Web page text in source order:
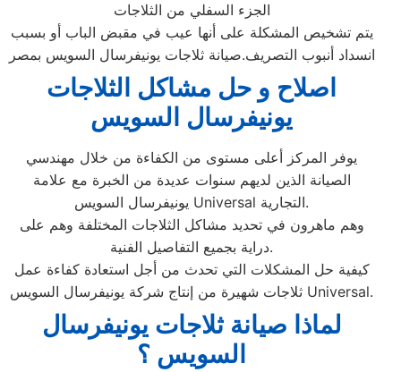
الجزء السفلي من الثلاجات
يتم تشخيص المشكلة على أنها عيب في مقبض الباب أو بسبب
انسداد أنبوب التصريف.صيانة ثلاجات يونيفرسال السويس بمصر
اصلاح و حل مشاكل الثلاجات
يونيفرسال السويس
يوفر المركز أعلى مستوى من الكفاءة من خلال مهندسي
الصيانة الذين لديهم سنوات عديدة من الخبرة مع علامة
يونيفرسال السويس Universal التجارية.
وهم ماهرون في تحديد مشاكل الثلاجات المختلفة وهم على
دراية بجميع التفاصيل الفنية.
كيفية حل المشكلات التي تحدث من أجل استعادة كفاءة عمل
ثلاجات شهيرة من إنتاج شركة يونيفرسال السويس Universal.
لماذا صيانة ثلاجات يونيفرسال
السويس ؟